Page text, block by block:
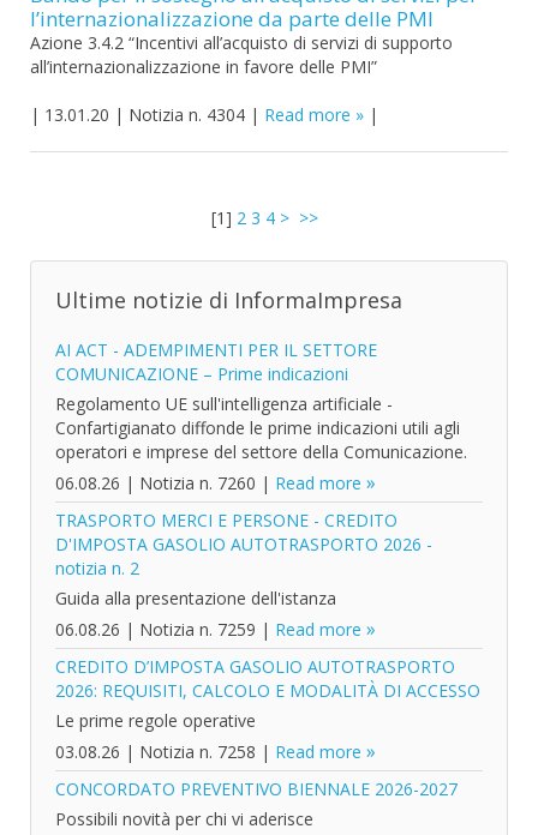
l’internazionalizzazione da parte delle PMI
Azione 3.4.2 “Incentivi all’acquisto di servizi di supporto
all’internazionalizzazione in favore delle PMI”
| 13.01.20 | Notizia n. 4304 | Read more |
[1] 2 3 4 > >>
Ultime notizie di InformaImpresa
AI ACT - ADEMPIMENTI PER IL SETTORE
COMUNICAZIONE – Prime indicazioni
Regolamento UE sull'intelligenza artificiale -
Confartigianato diffonde le prime indicazioni utili agli
operatori e imprese del settore della Comunicazione.
06.08.26 | Notizia n. 7260 | Read more
TRASPORTO MERCI E PERSONE - CREDITO
D'IMPOSTA GASOLIO AUTOTRASPORTO 2026 -
notizia n. 2
Guida alla presentazione dell'istanza
06.08.26 | Notizia n. 7259 | Read more
CREDITO D’IMPOSTA GASOLIO AUTOTRASPORTO
2026: REQUISITI, CALCOLO E MODALITÀ DI ACCESSO
Le prime regole operative
03.08.26 | Notizia n. 7258 | Read more
CONCORDATO PREVENTIVO BIENNALE 2026-2027
Possibili novità per chi vi aderisce